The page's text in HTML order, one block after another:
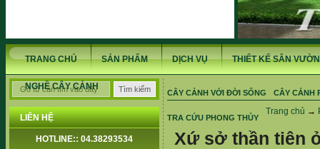
TRANG CHỦ SẢN PHẨM DỊCH VỤ THIẾT KẾ SÂN VƯỜN
NGHỀ CÂY CẢNH
LIÊN HỆ
HOTLINE:: 04.38293534
CÂY CẢNH VỚI ĐỜI SỐNG CÂY CẢNH
TRA CỨU PHONG THỦY
Trang chủ →
Xứ sở thần tiên